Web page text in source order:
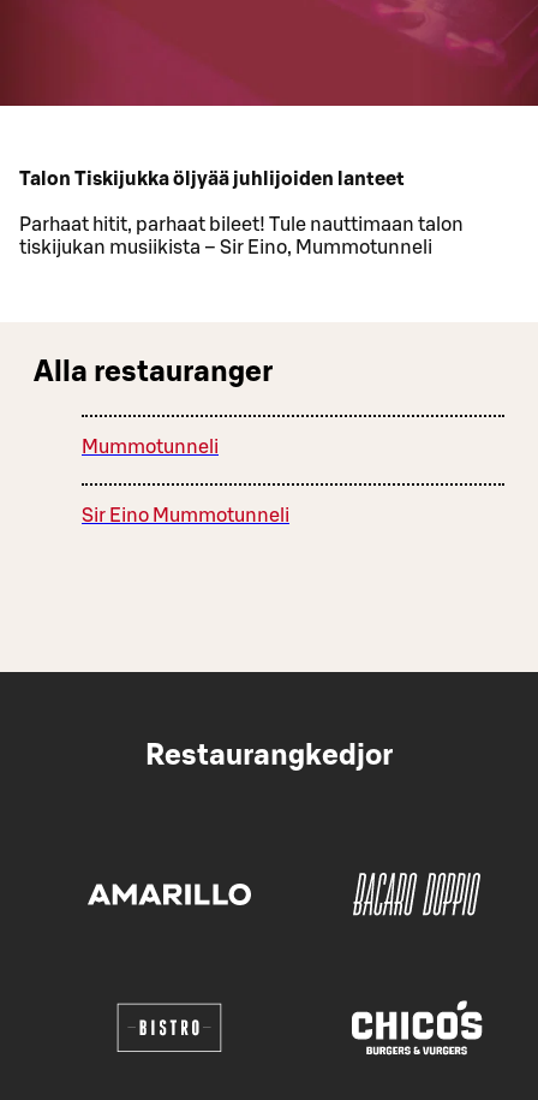
Talon Tiskijukka öljyää juhlijoiden lanteet
Parhaat hitit, parhaat bileet! Tule nauttimaan talon
tiskijukan musiikista – Sir Eino, Mummotunneli
Alla restauranger
Mummotunneli
Sir Eino Mummotunneli
Restaurangkedjor